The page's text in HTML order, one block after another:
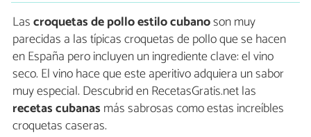
Lascroquetas de pollo estilo cubanoson muy
parecidas a las típicas croquetas de pollo que se hacen
en España pero incluyen un ingrediente clave: el vino
seco. El vino hace que este aperitivo adquiera un sabor
muy especial. Descubrid en RecetasGratis.net las
recetas cubanas más sabrosas como estas increíbles
croquetas caseras.